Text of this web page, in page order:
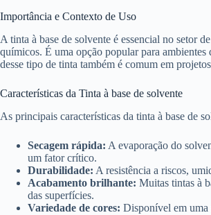
Importância e Contexto de Uso
A tinta à base de solvente é essencial no setor de
químicos. É uma opção popular para
desse tipo de tinta também é comum em
Características da Tinta à base de solvente
As principais características da tinta à base de
Secagem rápida: A evaporação do
um fator crítico.
Durabilidade: A resistência a riscos,
Acabamento brilhante: Muitas tintas à
das superfícies.
Variedade de cores: Disponível em uma